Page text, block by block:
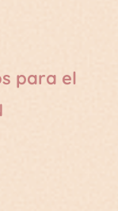
para el